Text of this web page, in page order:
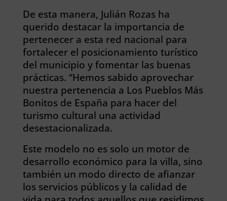
De esta manera, Julián Rozas ha
querido destacar la importancia de
pertenecer a esta red nacional para
fortalecer el posicionamiento turístico
del municipio y fomentar las buenas
prácticas. “Hemos sabido aprovechar
nuestra pertenencia a Los Pueblos Más
Bonitos de España para hacer del
turismo cultural una actividad
desestacionalizada.
Este modelo no es solo un motor de
desarrollo económico para la villa, sino
también un modo directo de afianzar
los servicios públicos y la calidad de